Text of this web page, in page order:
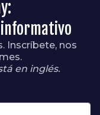
Inscríbete, nos
en inglés.